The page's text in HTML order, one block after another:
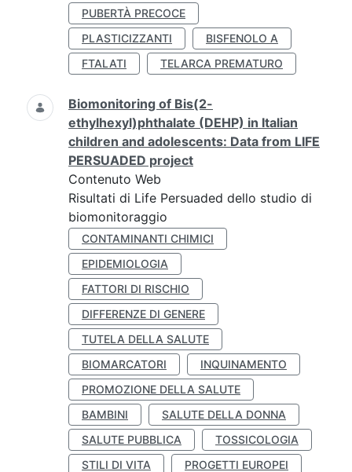
PUBERTÀ PRECOCE
PLASTICIZZANTI
BISFENOLO A
FTALATI
TELARCA PREMATURO
Biomonitoring of Bis(2-
ethylhexyl)phthalate (DEHP) in Italian
children and adolescents: Data from LIFE
PERSUADED project
Contenuto Web
Risultati di Life Persuaded dello studio di
biomonitoraggio
CONTAMINANTI CHIMICI
EPIDEMIOLOGIA
FATTORI DI RISCHIO
DIFFERENZE DI GENERE
TUTELA DELLA SALUTE
BIOMARCATORI
INQUINAMENTO
PROMOZIONE DELLA SALUTE
BAMBINI
SALUTE DELLA DONNA
SALUTE PUBBLICA
TOSSICOLOGIA
STILI DI VITA
PROGETTI EUROPEI